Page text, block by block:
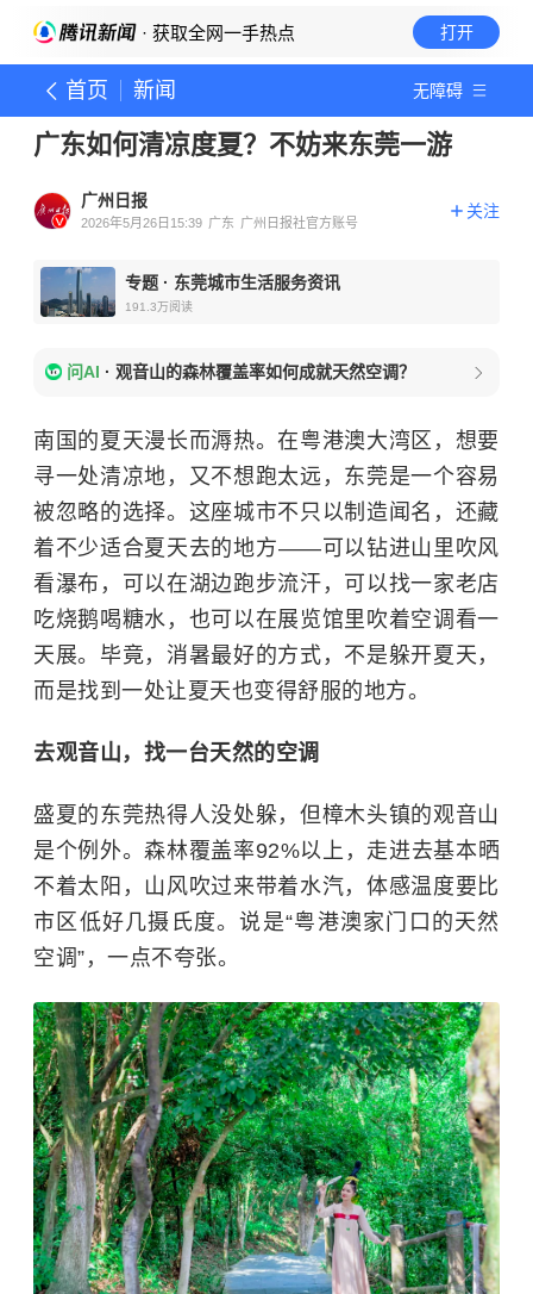
· 获取全网一手热点 打开
首页 新闻 无障碍
广东如何清凉度夏？不妨来东莞一游
广州日报
2026年5月26日15:39 广东 广州日报社官方账号
关注
专题 · 东莞城市生活服务资讯
191.3万阅读
问AI · 观音山的森林覆盖率如何成就天然空调？
南国的夏天漫长而溽热。在粤港澳大湾区，想要
寻一处清凉地，又不想跑太远，东莞是一个容易
被忽略的选择。这座城市不只以制造闻名，还藏
着不少适合夏天去的地方——可以钻进山里吹风
看瀑布，可以在湖边跑步流汗，可以找一家老店
吃烧鹅喝糖水，也可以在展览馆里吹着空调看一
天展。毕竟，消暑最好的方式，不是躲开夏天，
而是找到一处让夏天也变得舒服的地方。
去观音山，找一台天然的空调
盛夏的东莞热得人没处躲，但樟木头镇的观音山
是个例外。森林覆盖率92%以上，走进去基本晒
不着太阳，山风吹过来带着水汽，体感温度要比
市区低好几摄氏度。说是“粤港澳家门口的天然
空调”，一点不夸张。